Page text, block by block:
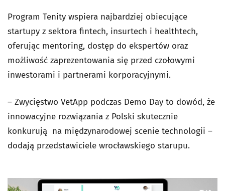
Program Tenity wspiera najbardziej obiecujące
startupy z sektora fintech, insurtech i healthtech,
oferując mentoring, dostęp do ekspertów oraz
możliwość zaprezentowania się przed czołowymi
inwestorami i partnerami korporacyjnymi.
– Zwycięstwo VetApp podczas Demo Day to dowód, że
innowacyjne rozwiązania z Polski skutecznie
konkurują na międzynarodowej scenie technologii –
dodają przedstawiciele wrocławskiego starupu.